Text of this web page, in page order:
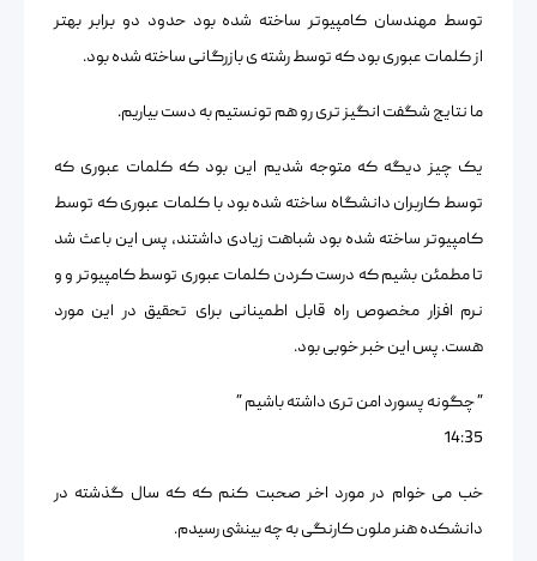
توسط مهندسان کامپیوتر ساخته شده بود حدود دو برابر بهتر
از کلمات عبوری بود که توسط رشته ی بازرگانی ساخته شده بود.
ما نتایج شگفت انگیز تری رو هم تونستیم به دست بیاریم.
یک چیز دیگه که متوجه شدیم این بود که کلمات عبوری که
توسط کاربران دانشگاه ساخته شده بود با کلمات عبوری که توسط
کامپیوتر ساخته شده بود شباهت زیادی داشتند، پس این باعث شد
تا مطمئن بشیم که درست کردن کلمات عبوری توسط کامپیوتر و و
نرم افزار مخصوص راه قابل اطمینانی برای تحقیق در این مورد
هست. پس این خبر خوبی بود.
” چگونه پسورد امن تری داشته باشیم ”
14:35
خب می خوام در مورد اخر صحبت کنم که که سال گذشته در
دانشکده هنر ملون کارنگی به چه بینشی رسیدم.